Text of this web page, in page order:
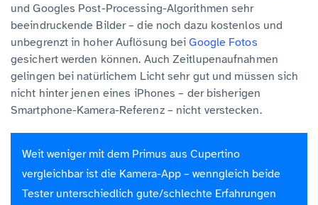
und Googles Post-Processing-Algorithmen sehr
beeindruckende Bilder – die noch dazu kostenlos und
unbegrenzt in hoher Auflösung beiGoogle Fotos
gesichert werden können. Auch Zeitlupenaufnahmen
gelingen bei natürlichem Licht sehr gut und müssen sich
nicht hinter jenen eines iPhones – der bisherigen
Smartphone-Kamera-Referenz – nicht verstecken.
Weit weniger mit dem Primus aus Cupertino
vergleichbar ist die Kamera-App – wenngleich beide
Tester unterschiedlich gute/schlechte Erfahrungen